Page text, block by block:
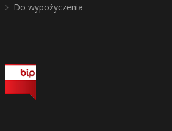
Do wypożyczenia